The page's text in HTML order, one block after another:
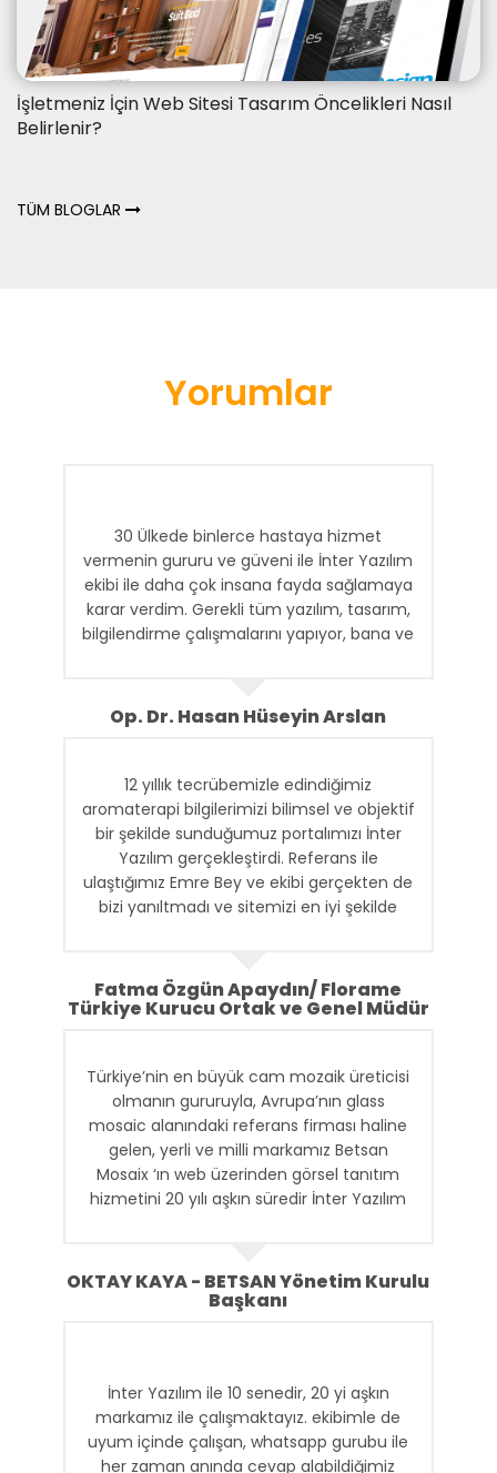
İşletmeniz İçin Web Sitesi Tasarım Öncelikleri Nasıl
Belirlenir?
TÜM BLOGLAR
Yorumlar
30 Ülkede binlerce hastaya hizmet
vermenin gururu ve güveni ile İnter Yazılım
ekibi ile daha çok insana fayda sağlamaya
karar verdim. Gerekli tüm yazılım, tasarım,
bilgilendirme çalışmalarını yapıyor, bana ve
Op. Dr. Hasan Hüseyin Arslan
12 yıllık tecrübemizle edindiğimiz
aromaterapi bilgilerimizi bilimsel ve objektif
bir şekilde sunduğumuz portalımızı İnter
Yazılım gerçekleştirdi. Referans ile
ulaştığımız Emre Bey ve ekibi gerçekten de
bizi yanıltmadı ve sitemizi en iyi şekilde
diliyorum.
Fatma Özgün Apaydın/ Florame
Türkiye Kurucu Ortak ve Genel Müdür
Türkiye’nin en büyük cam mozaik üreticisi
olmanın gururuyla, Avrupa’nın glass
mosaic alanındaki referans firması haline
gelen, yerli ve milli markamız Betsan
Mosaix ‘ın web üzerinden görsel tanıtım
hizmetini 20 yılı aşkın süredir İnter Yazılım
Betsan olarak; hizmette süreklilik, detaylı
düşünebilme, anında iletişim gibi konulara
sağlayan İnter Yazılım ile uzun süren
işbirliğimizin en önemli nedeni bu niteliklere
sahip olmalarıdır.
OKTAY KAYA - BETSAN Yönetim Kurulu
Başkanı
İnter Yazılım ile 10 senedir, 20 yi aşkın
markamız ile çalışmaktayız. ekibimle de
uyum içinde çalışan, whatsapp gurubu ile
her zaman anında cevap alabildiğimiz